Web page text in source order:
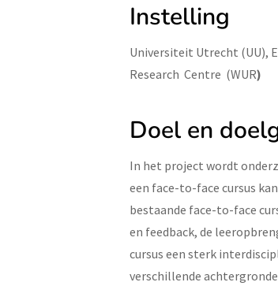
Instelling
Universiteit Utrecht (UU),
Research Centre (WUR)
Doel en
In het project wordt
een face-to-face cursus
bestaande face-to-face
en feedback, de
cursus een sterk
verschillende